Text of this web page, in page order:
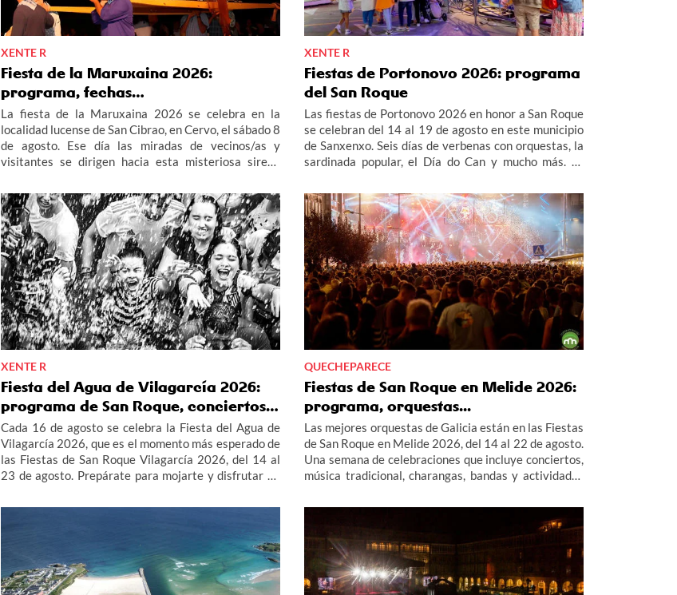
XENTE R
Fiesta de la Maruxaina 2026:
programa, fechas…
La fiesta de la Maruxaina 2026 se celebra en la
localidad lucense de San Cibrao, en Cervo, el sábado 8
de agosto. Ese día las miradas de vecinos/as y
visitantes se dirigen hacia esta misteriosa sirena
singulares del verano en Galicia. Te contamos más
sobre esta tradición y su agenda de actividades, con
fuegos, queimada y un multitudinario "Gran Xuízo
Popular". Consulta aquí el programa de la fiesta de la
Maruxaina 2026.
XENTE R
Fiestas de Portonovo 2026: programa
del San Roque
Las fiestas de Portonovo 2026 en honor a San Roque
se celebran del 14 al 19 de agosto en este municipio
de Sanxenxo. Seis días de verbenas con orquestas, la
sardinada popular, el Día do Can y mucho más. Te
Portonovo 2026.
XENTE R
Fiesta del Agua de Vilagarcía 2026:
programa de San Roque, conciertos…
Cada 16 de agosto se celebra la Fiesta del Agua de
Vilagarcía 2026, que es el momento más esperado de
las Fiestas de San Roque Vilagarcía 2026, del 14 al
23 de agosto. Prepárate para mojarte y disfrutar de
del Desfile de Carrozas y mucho más. Entérate aquí
Vilagarcía 2026 y de las Fiestas de San Roque
QUECHEPARECE
Fiestas de San Roque en Melide 2026:
programa, orquestas...
Las mejores orquestas de Galicia están en las Fiestas
de San Roque en Melide 2026, del 14 al 22 de agosto.
Una semana de celebraciones que incluye conciertos,
música tradicional, charangas, bandas y actividades
programa de las fiestas de San Roque en Melide
2026 este verano.